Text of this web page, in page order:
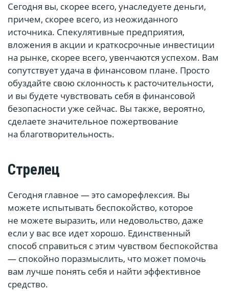
Сегодня вы, скорее всего, унаследуете деньги,
причем, скорее всего, из неожиданного
источника. Спекулятивные предприятия,
вложения в акции и краткосрочные инвестиции
на рынке, скорее всего, увенчаются успехом. Вам
сопутствует удача в финансовом плане. Просто
обуздайте свою склонность к расточительности,
и вы будете чувствовать себя в финансовой
безопасности уже сейчас. Вы также, вероятно,
сделаете значительное пожертвование
на благотворительность.
Стрелец
Сегодня главное — это саморефлексия. Вы
можете испытывать беспокойство, которое
не можете выразить, или недовольство, даже
если у вас все идет хорошо. Единственный
способ справиться с этим чувством беспокойства
— спокойно поразмыслить, что может помочь
вам лучше понять себя и найти эффективное
средство.